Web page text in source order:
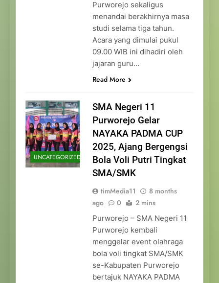
Purworejo sekaligus
menandai berakhirnya masa
studi selama tiga tahun.
Acara yang dimulai pukul
09.00 WIB ini dihadiri oleh
jajaran guru…
Read More
UNCATEGORIZED
SMA Negeri 11
Purworejo Gelar
NAYAKA PADMA CUP
2025, Ajang Bergengsi
Bola Voli Putri Tingkat
SMA/SMK
timMedia11
8 months
ago
0 2 mins
Purworejo – SMA Negeri 11
Purworejo kembali
menggelar event olahraga
bola voli tingkat SMA/SMK
se-Kabupaten Purworejo
bertajuk NAYAKA PADMA